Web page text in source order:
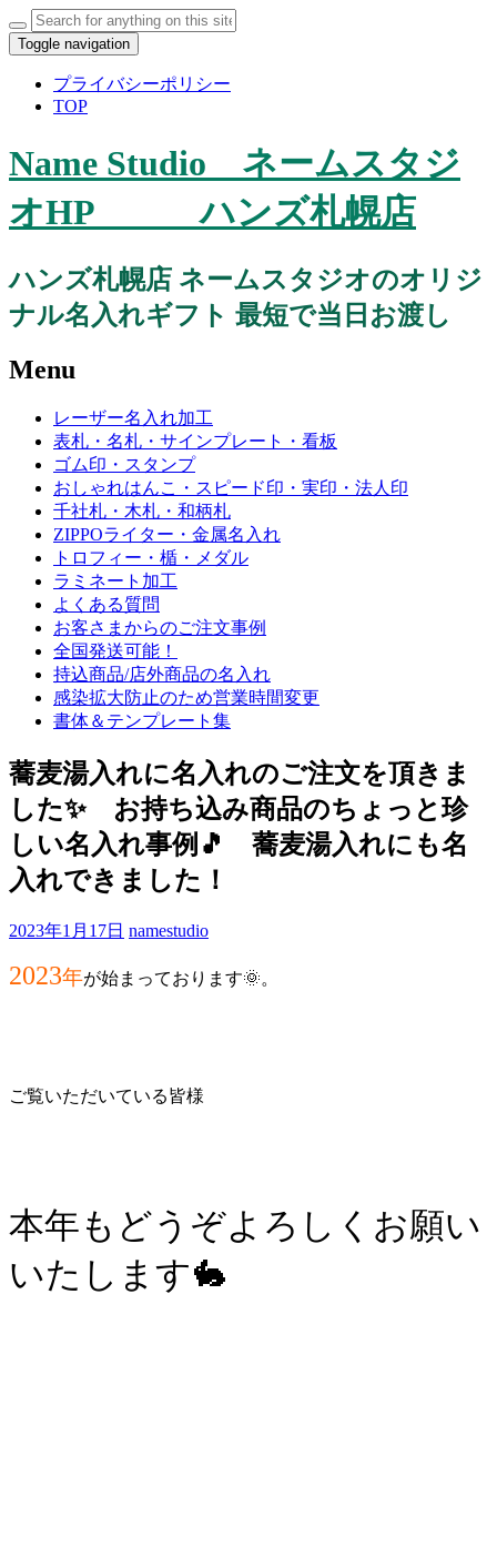
Toggle navigation
プライバシーポリシー
TOP
Name Studio ネームスタジ
オHP ハンズ札幌店
ハンズ札幌店 ネームスタジオのオリジ
ナル名入れギフト 最短で当日お渡し
Menu
レーザー名入れ加工
表札・名札・サインプレート・看板
ゴム印・スタンプ
おしゃれはんこ・スピード印・実印・法人印
千社札・木札・和柄札
ZIPPOライター・金属名入れ
トロフィー・楯・メダル
ラミネート加工
よくある質問
お客さまからのご注文事例
全国発送可能！
持込商品/店外商品の名入れ
感染拡大防止のため営業時間変更
書体＆テンプレート集
蕎麦湯入れに名入れのご注文を頂きま
した✨ お持ち込み商品のちょっと珍
しい名入れ事例🎵 蕎麦湯入れにも名
入れできました！
2023年1月17日 namestudio
2023年が始まっております🌞。
ご覧いただいている皆様
本年もどうぞよろしくお願い
いたします🐇